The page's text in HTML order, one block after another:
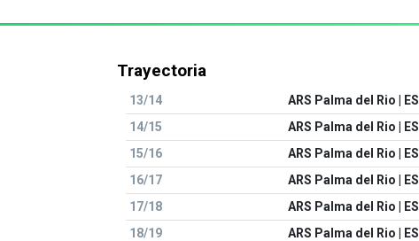
Trayectoria
13/14
ARS Palma del Rio | ES
14/15
ARS Palma del Rio | ES
15/16
ARS Palma del Rio | ES
16/17
ARS Palma del Rio | ES
17/18
ARS Palma del Rio | ES
18/19
ARS Palma del Rio | ES